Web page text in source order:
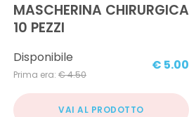
MASCHERINA CHIRURGICA
10 PEZZI
Disponibile
Prima era: €4.50
€ 5.00
VAI AL PRODOTTO